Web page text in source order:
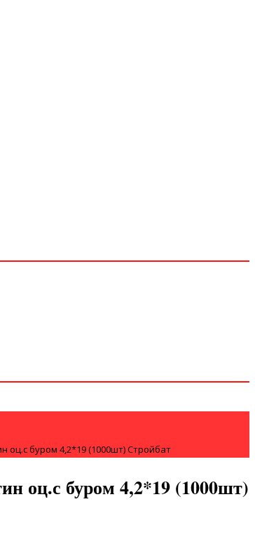
оц.с буром 4,2*19 (1000шт) Стройбат
оц.с буром 4,2*19 (1000шт)